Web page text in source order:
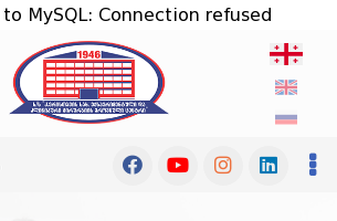
MySQL: Connection refused